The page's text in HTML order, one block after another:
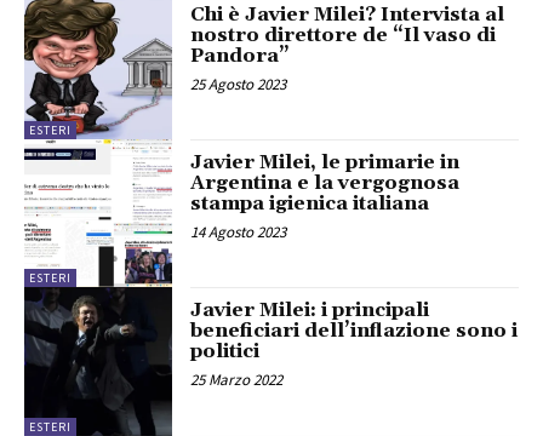
ESTERI
Chi è Javier Milei? Intervista al
nostro direttore de “Il vaso di
Pandora”
25 Agosto 2023
ESTERI
Javier Milei, le primarie in
Argentina e la vergognosa
stampa igienica italiana
14 Agosto 2023
ESTERI
Javier Milei: i principali
beneficiari dell’inflazione sono i
politici
25 Marzo 2022